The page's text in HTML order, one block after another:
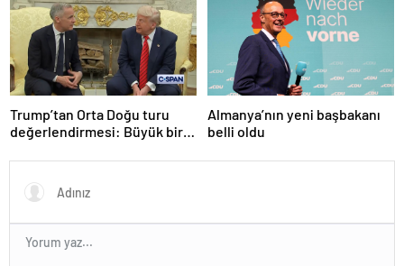
Trump’tan Orta Doğu turu
değerlendirmesi: Büyük bir
Almanya’nın yeni başbakanı
belli oldu